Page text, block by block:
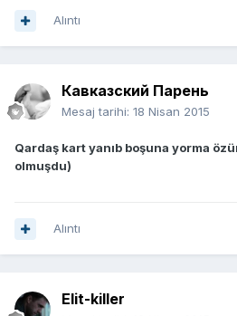
Alıntı
Кавказский Парень
Mesaj tarihi: 18 Nisan 2015
Qardaş kart yanıb boşuna yorma
olmuşdu)
Alıntı
Elit-killer